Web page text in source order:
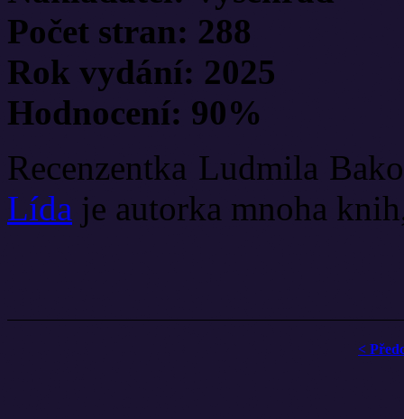
Počet stran: 288
Rok vydání: 2025
Hodnocení: 90%
Recenzentka Ludmila
Lída je autorka mnoha
<